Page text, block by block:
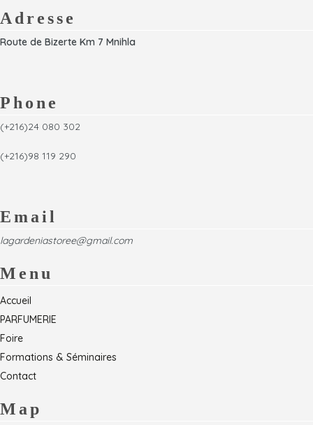
Adresse
Route de Bizerte Km 7 Mnihla
Phone
(+216)24 080 302
(+216)98 119 290
Email
lagardeniastoree@gmail.com
Menu
Accueil
PARFUMERIE
Foire
Formations & Séminaires
Contact
Map